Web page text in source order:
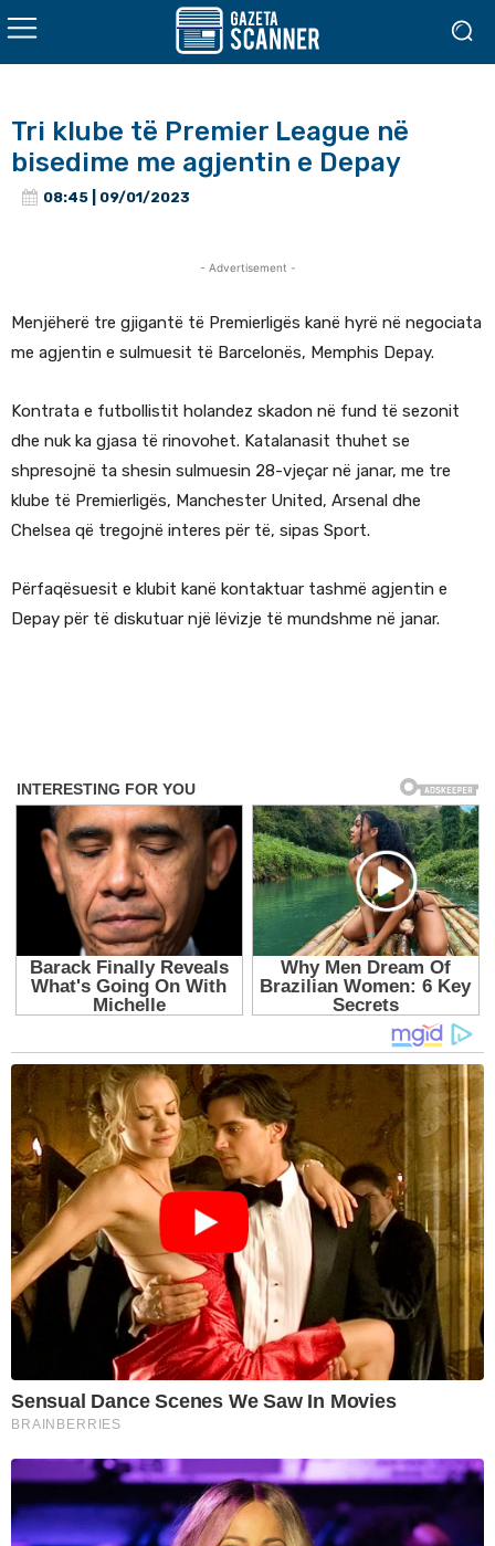
Tri klube të Premier League në
bisedime me agjentin e Depay
08:45 | 09/01/2023
- Advertisement -
Menjëherë tre gjigantë të Premierligës kanë hyrë në negociata
me agjentin e sulmuesit të Barcelonës, Memphis Depay.
Kontrata e futbollistit holandez skadon në fund të sezonit
dhe nuk ka gjasa të rinovohet. Katalanasit thuhet se
shpresojnë ta shesin sulmuesin 28-vjeçar në janar, me tre
klube të Premierligës, Manchester United, Arsenal dhe
Chelsea që tregojnë interes për të, sipas Sport.
Përfaqësuesit e klubit kanë kontaktuar tashmë agjentin e
Depay për të diskutuar një lëvizje të mundshme në janar.